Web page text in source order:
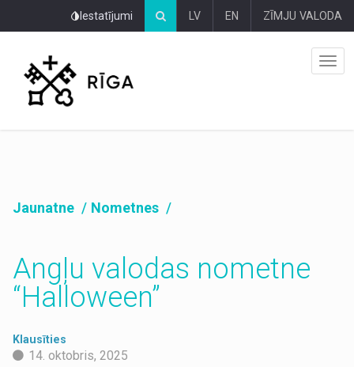
Iestatījumi LV EN ZĪMJU VALODA
Jaunatne Nometnes
Angļu valodas nometne
“Halloween”
Klausīties
14. oktobris, 2025